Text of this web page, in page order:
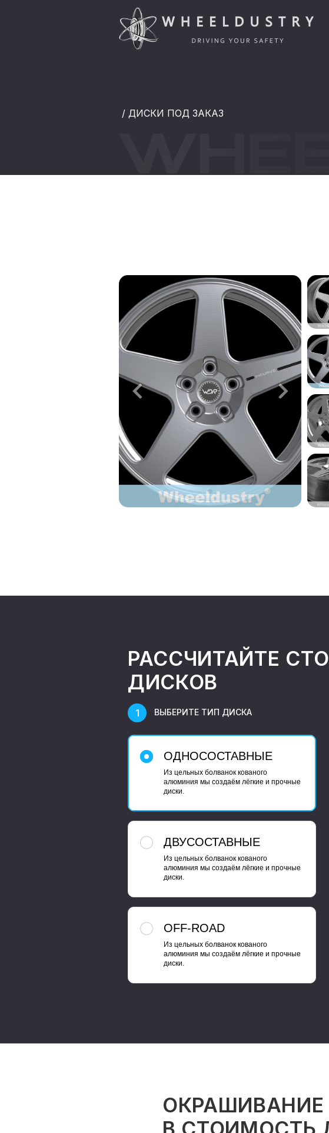
/ ДИСКИ ПОД ЗАКАЗ
РАССЧИТАЙТЕ
ДИСКОВ
ВЫБЕРИТЕ ТИП ДИСКА
ОДНОСОСТАВНЫЕ
Из цельных болванок кованого
алюминия мы создаём лёгкие и прочные
диски.
ДВУСОСТАВНЫЕ
Из цельных болванок кованого
алюминия мы создаём лёгкие и прочные
диски.
OFF-ROAD
Из цельных болванок кованого
алюминия мы создаём лёгкие и прочные
диски.